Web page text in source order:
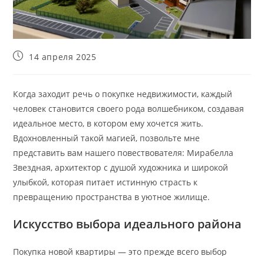
Запись14 апреля 2025
Когда заходит речь о покупке недвижимости, каждый
человек становится своего рода волшебником, создавая
идеальное место, в котором ему хочется жить.
Вдохновленный такой магией, позвольте мне
представить вам нашего повествователя: Мирабелла
Звездная, архитектор с душой художника и широкой
улыбкой, которая питает истинную страсть к
превращению пространства в уютное жилище.
Искусство выбора идеального района
Покупка новой квартиры — это прежде всего выбор